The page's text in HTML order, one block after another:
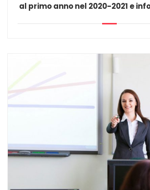
al primo anno nel 2020-2021 e